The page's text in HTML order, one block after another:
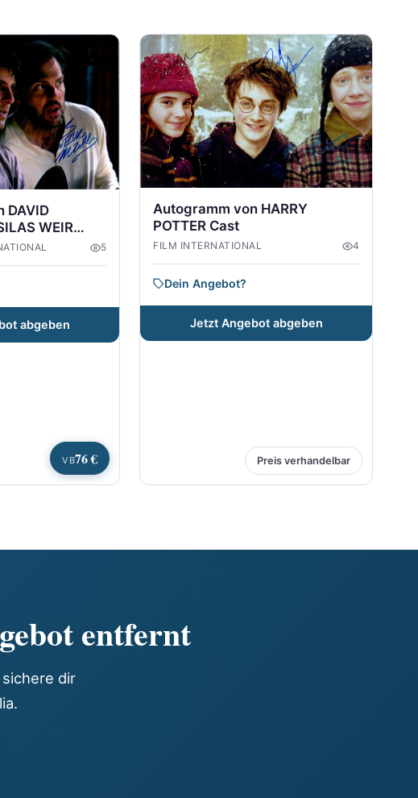
VB76 €
DAVID
WEIR
5
abgeben
Preis verhandelbar
Autogramm von HARRY
POTTER Cast
FILM INTERNATIONAL 4
Dein Angebot?
Jetzt Angebot abgeben
entfernt
dir